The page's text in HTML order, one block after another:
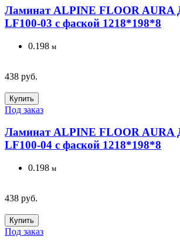
Ламинат ALPINE FLOOR AURA
LF100-03 с фаской 1218*198*8
0.198 м
438 руб.
Купить
Под заказ
Ламинат ALPINE FLOOR AURA
LF100-04 с фаской 1218*198*8
0.198 м
438 руб.
Купить
Под заказ